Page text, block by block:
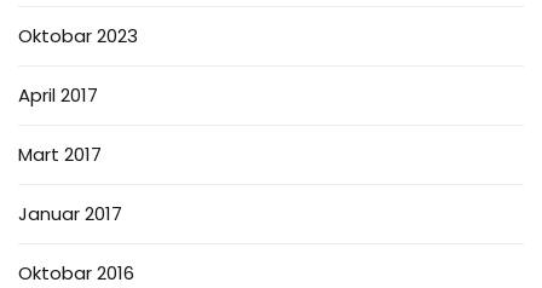
Oktobar 2023
April 2017
Mart 2017
Januar 2017
Oktobar 2016